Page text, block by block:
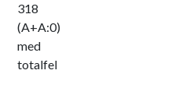
318
(A+A:0)
med
totalfel